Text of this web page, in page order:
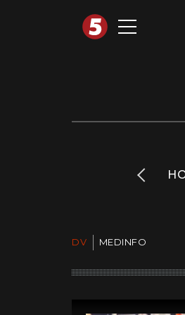
INFO
DV MEDINFO